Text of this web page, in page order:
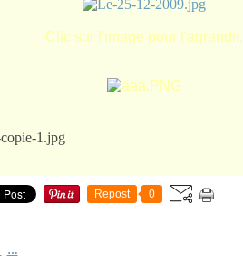
Clic sur l'image pour l'agrandir.
Repost 0
…